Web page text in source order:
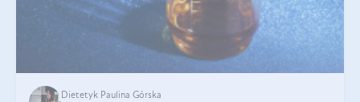
Dietetyk Paulina Górska